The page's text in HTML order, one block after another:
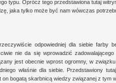
typu. Oprócz tego przedstawiona tutaj
jaka tylko może być nam wówczas
odpowiedniej dla siebie farby
nie da się wprowadzić
jest obecnie wprost ogromny, w
właśnie dla siebie. Przedstawiony
bogatą skarbnicą wiedzy związanej z tym